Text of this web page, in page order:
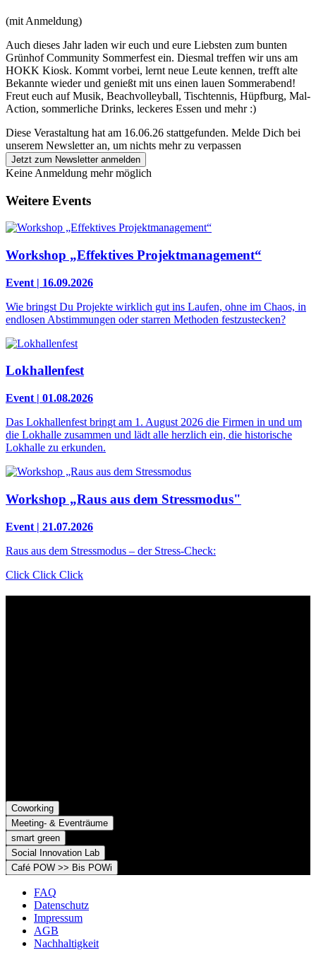
(mit Anmeldung)
Auch dieses Jahr laden wir euch und eure Liebsten zum bunten
Grünhof Community Sommerfest ein. Diesmal treffen wir uns am
HOKK Kiosk. Kommt vorbei, lernt neue Leute kennen, trefft alte
Bekannte wieder und genießt mit uns einen lauen Sommerabend!
Freut euch auf Musik, Beachvolleyball, Tischtennis, Hüpfburg, Mal-
Action, sommerliche Drinks, leckeres Essen und mehr :)
Diese Verastaltung hat am 16.06.26 stattgefunden. Melde Dich bei
unserem Newsletter an, um nichts mehr zu verpassen
Jetzt zum Newsletter anmelden
Keine Anmeldung mehr möglich
Weitere Events
Workshop „Effektives Projektmanagement“
Event | 16.09.2026
Wie bringst Du Projekte wirklich gut ins Laufen, ohne im Chaos, in
endlosen Abstimmungen oder starren Methoden festzustecken?
Lokhallenfest
Event | 01.08.2026
Das Lokhallenfest bringt am 1. August 2026 die Firmen in und um
die Lokhalle zusammen und lädt alle herzlich ein, die historische
Lokhalle zu erkunden.
Workshop „Raus aus dem Stressmodus"
Event | 21.07.2026
Raus aus dem Stressmodus – der Stress-Check:
Click Click Click
Coworking
Meeting- & Eventräume
smart green
Social Innovation Lab
Café POW >> Bis POWi
FAQ
Datenschutz
Impressum
AGB
Nachhaltigkeit